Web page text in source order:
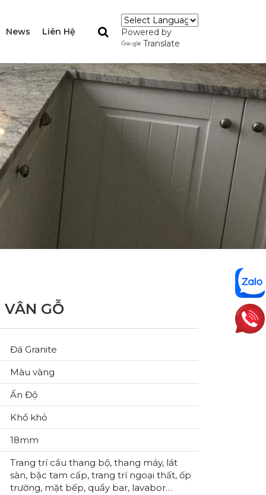
News Liên Hệ
Powered by
Translate
GỖ
Đá Granite
Màu vàng
Ấn Độ
Khổ khỏ
18mm
Trang trí cầu thang bộ, thang máy, lát
sàn, bậc tam cấp, trang trí ngoại thất, ốp
trường, mặt bếp, quầy bar, lavabor…